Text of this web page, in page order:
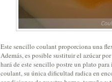
Este sencillo coulant proporciona una
Además, es posible sustituir el azúcar
hará de este sencillo postre un plato
coulant, su única dificultad radica en